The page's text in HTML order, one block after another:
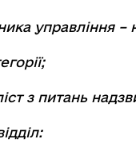
управління
з питань